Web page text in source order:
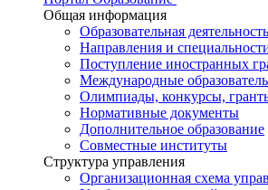
Общая информация
Образовательная деятельность
Направления и
Поступление иностранных
Международные
Олимпиады, конкурсы,
Нормативные документы
Дополнительное образование
Совместные институты
Структура управления
Организационная схема